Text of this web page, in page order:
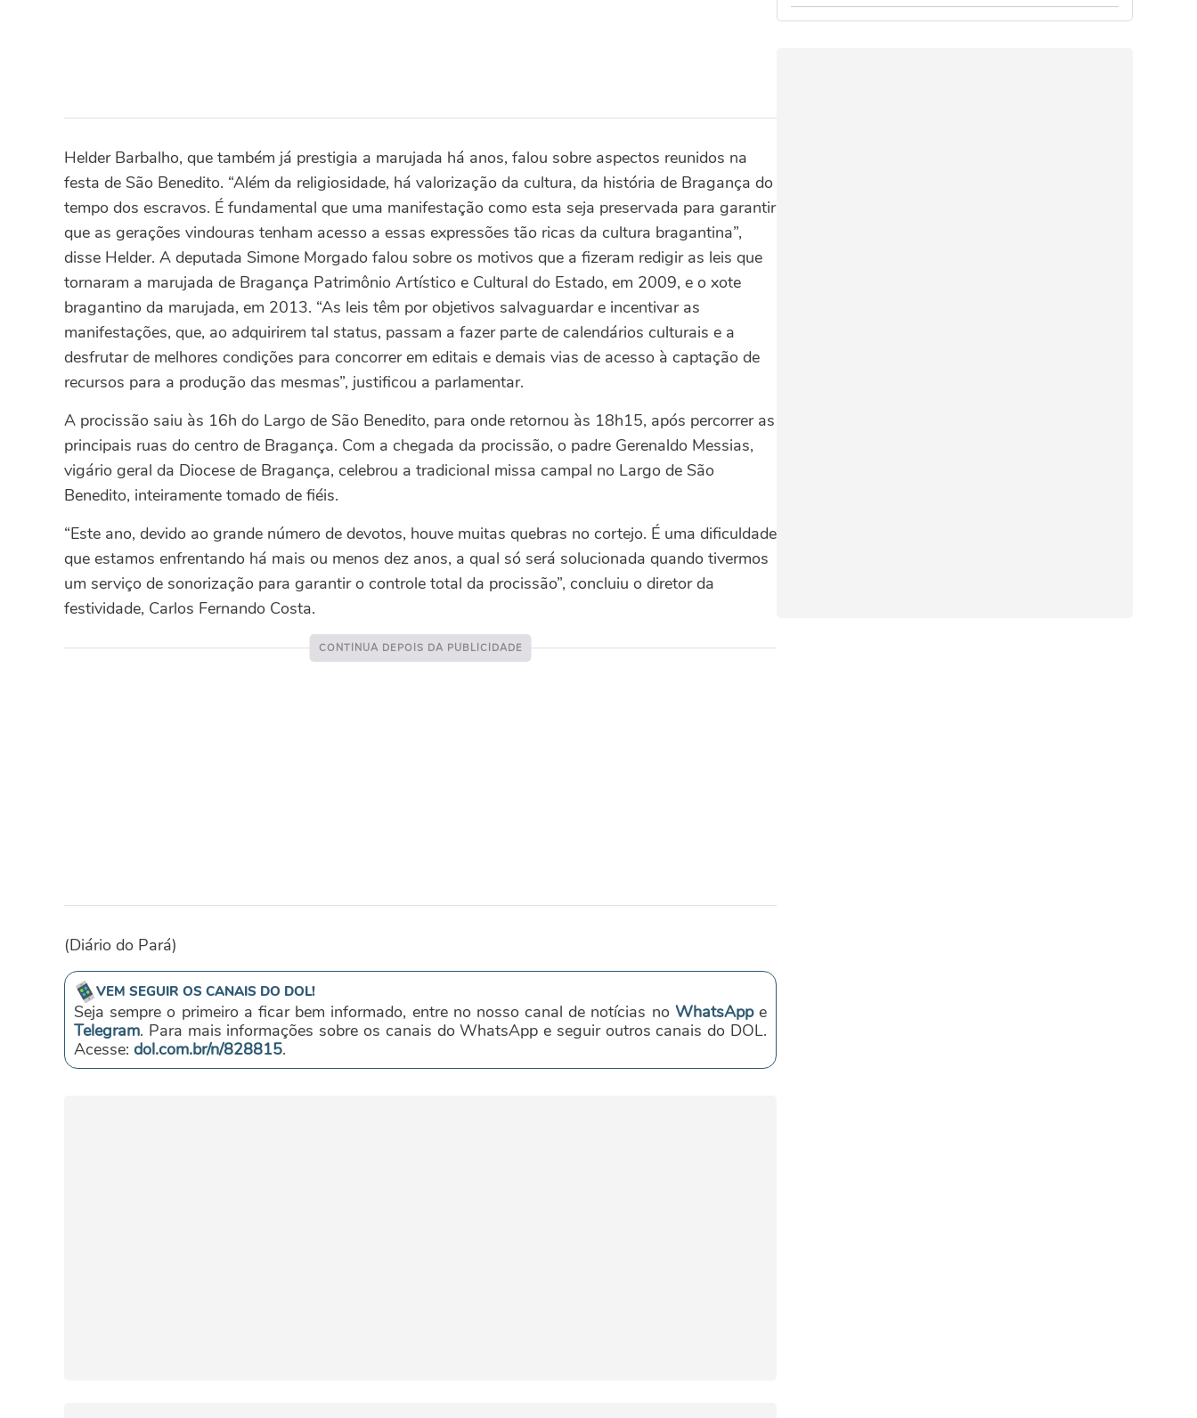
Helder Barbalho, que também já prestigia a marujada há anos, falou sobre aspectos reunidos na
festa de São Benedito. “Além da religiosidade, há valorização da cultura, da história de Bragança do
tempo dos escravos. É fundamental que uma manifestação como esta seja preservada para garantir
que as gerações vindouras tenham acesso a essas expressões tão ricas da cultura bragantina”,
disse Helder. A deputada Simone Morgado falou sobre os motivos que a fizeram redigir as leis que
tornaram a marujada de Bragança Patrimônio Artístico e Cultural do Estado, em 2009, e o xote
bragantino da marujada, em 2013. “As leis têm por objetivos salvaguardar e incentivar as
manifestações, que, ao adquirirem tal status, passam a fazer parte de calendários culturais e a
desfrutar de melhores condições para concorrer em editais e demais vias de acesso à captação de
recursos para a produção das mesmas”, justificou a parlamentar.
A procissão saiu às 16h do Largo de São Benedito, para onde retornou às 18h15, após percorrer as
principais ruas do centro de Bragança. Com a chegada da procissão, o padre Gerenaldo Messias,
vigário geral da Diocese de Bragança, celebrou a tradicional missa campal no Largo de São
Benedito, inteiramente tomado de fiéis.
“Este ano, devido ao grande número de devotos, houve muitas quebras no cortejo. É uma dificuldade
que estamos enfrentando há mais ou menos dez anos, a qual só será solucionada quando tivermos
um serviço de sonorização para garantir o controle total da procissão”, concluiu o diretor da
festividade, Carlos Fernando Costa.
(Diário do Pará)
VEM SEGUIR OS CANAIS DO DOL!
Seja sempre o primeiro a ficar bem informado, entre no nosso canal de notícias no WhatsAppe
Telegram. Para mais informações sobre os canais do WhatsApp e seguir outros canais do DOL.
Acesse: dol.com.br/n/828815.